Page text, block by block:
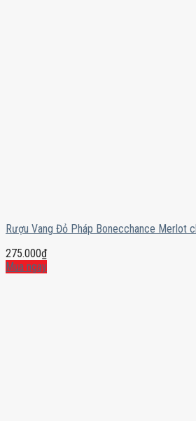
Rượu Vang Đỏ Pháp Bonecchance Merlot
275.000₫
Mua ngay